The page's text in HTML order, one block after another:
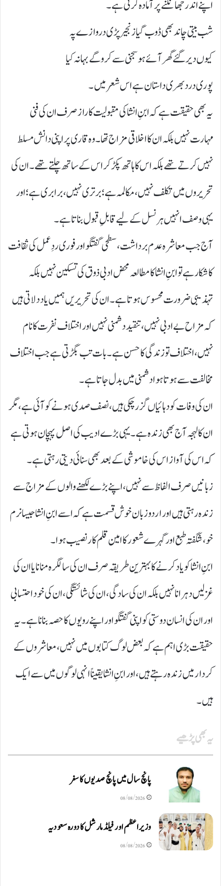
اپنے اندر جھانکنے پر آمادہ کرتی ہے۔
شب بیتی چاند بھی ڈوب گیا زنجیر پڑی دروازے پہ
کیوں دیر گئے گھر آئے ہو سجنی سے کرو گے بہانہ کیا
پوری درد بھری داستان ہے اس شعر میں۔
یہ بھی حقیقت ہے کہ ابنِ انشا کی مقبولیت کا راز صرف ان کی فنی
مہارت نہیں بلکہ ان کا اخلاقی مزاج تھا۔ وہ قاری پر اپنی دانش مسلط
نہیں کرتے تھے بلکہ اس کا ہاتھ پکڑ کر اس کے ساتھ چلتے تھے۔ ان کی
تحریروں میں تکلف نہیں، مکالمہ ہے؛ برتری نہیں، برابری ہے؛ اور
یہی وصف انہیں ہر نسل کے لیے قابلِ قبول بناتا ہے۔
آج جب معاشرہ عدم برداشت، سطحی گفتگو اور فوری ردِعمل کی ثقافت
کا شکار ہے تو ابنِ انشا کا مطالعہ محض ادبی ذوق کی تسکین نہیں بلکہ
تہذیبی ضرورت محسوس ہوتا ہے۔ ان کی تحریریں ہمیں یاد دلاتی ہیں
کہ مزاح بے ادبی نہیں، تنقید دشمنی نہیں اور اختلاف نفرت کا نام
نہیں، اختلاف تو زندگی کا حسن ہے۔ بات تب بگڑتی ہے جب اختلاف
مخالفت سے ہوتا ہوا دشمنی میں بدل جاتا ہے۔
ان کی وفات کو دہائیاں گزر چکی ہیں، نصف صدی ہونے کو آئی ہے، مگر
ان کا لہجہ آج بھی زندہ ہے۔ یہی بڑے ادیب کی اصل پہچان ہوتی ہے
کہ اس کی آواز اس کی خاموشی کے بعد بھی سنائی دیتی رہتی ہے۔
زبانیں صرف الفاظ سے نہیں، اپنے بڑے لکھنے والوں کے مزاج سے
زندہ رہتی ہیں اور اردو زبان خوش قسمت ہے کہ اسے ابنِ انشا جیسا نرم
خو، شگفتہ طبع اور گہرے شعور کا امین قلم کار نصیب ہوا۔
ابنِ انشا کو یاد کرنے کا بہترین طریقہ صرف ان کی سالگرہ منانا یا ان کی
غزلیں دہرانا نہیں بلکہ ان کی سادگی، ان کی شائستگی، ان کی خود احتسابی
اور ان کی انسان دوستی کو اپنی گفتگو اور اپنے رویوں کا حصہ بنانا ہے۔ یہ
حقیقت بڑی اہم ہے کہ بعض لوگ کتابوں میں نہیں، معاشروں کے
کردار میں زندہ رہتے ہیں، اور ابنِ انشا یقیناً انہی لوگوں میں سے ایک
ہیں۔
یہ بھی پڑھیے
پانچ سال میں پانچ صدیوں کا سفر
08/08/2026
وزیراعظم اور فیلڈ مارشل کا دورہ سعودیہ
08/08/2026